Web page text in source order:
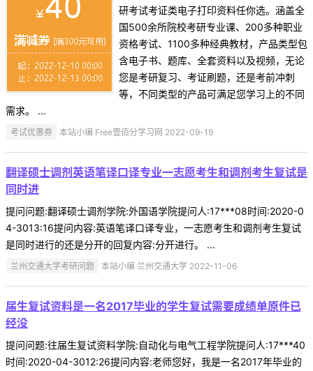
研考试考证类电子打印资料任你选。涵盖全
国500余所院校考研专业课、200多种职业
资格考试、1100多种经典教材，产品类型包
含电子书、题库、全套资料以及视频，无论
您是考研复习、考证刷题，还是考前冲刺
等，不同类型的产品可满足您学习上的不同
需求。 ...
考试优惠券 本站小编 Free壹佰分学习网 2022-09-19
翻译硕士调剂英语笔译口译专业一志愿考生和调剂考生复试是
同时进
提问问题:翻译硕士调剂学院:外国语学院提问人:17***08时间:2020-0
4-3013:16提问内容:英语笔译口译专业，一志愿考生和调剂考生复试
是同时进行的还是分开的回复内容:分开进行。 ...
兰州交通大学考研问题 本站小编 兰州交通大学 2022-11-06
届生复试资料是一名2017毕业的学生复试需要成绩单原件已
经没
提问问题:往届生复试资料学院:自动化与电气工程学院提问人:17***40
时间:2020-04-3012:26提问内容:老师您好，我是一名2017年毕业的